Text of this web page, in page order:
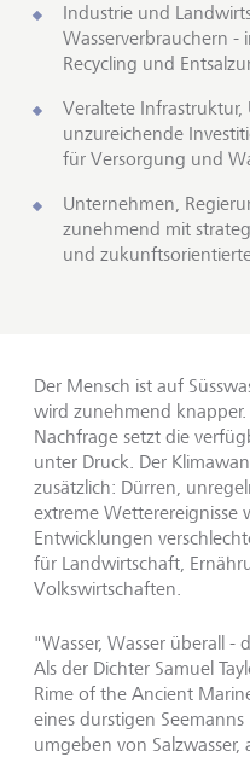
Industrie und
Wasserverbrauchern -
Recycling und
Veraltete
unzureichende
für Versorgung und
Unternehmen,
zunehmend mit
und
Der Mensch ist auf
wird zunehmend
Nachfrage setzt die
unter Druck. Der
zusätzlich: Dürren,
extreme Wetterereignisse
Entwicklungen
für Landwirtschaft,
Volkswirtschaften.
"Wasser, Wasser überall
Als der Dichter Samuel
Rime of the Ancient
eines durstigen
umgeben von